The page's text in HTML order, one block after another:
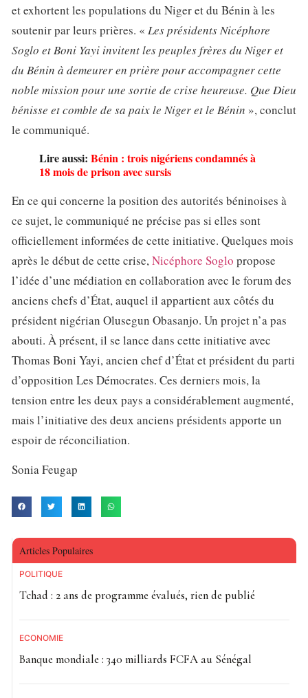
et exhortent les populations du Niger et du Bénin à les
soutenir par leurs prières. « Les présidents Nicéphore
Soglo et Boni Yayi invitent les peuples frères du Niger et
du Bénin à demeurer en prière pour accompagner cette
noble mission pour une sortie de crise heureuse. Que Dieu
bénisse et comble de sa paix le Niger et le Bénin », conclut
le communiqué.
Lire aussi: Bénin : trois nigériens condamnés à
18 mois de prison avec sursis
En ce qui concerne la position des autorités béninoises à
ce sujet, le communiqué ne précise pas si elles sont
officiellement informées de cette initiative. Quelques mois
après le début de cette crise,Nicéphore Soglo propose
l’idée d’une médiation en collaboration avec le forum des
anciens chefs d’État, auquel il appartient aux côtés du
président nigérian Olusegun Obasanjo. Un projet n’a pas
abouti. À présent, il se lance dans cette initiative avec
Thomas Boni Yayi, ancien chef d’État et président du parti
d’opposition Les Démocrates. Ces derniers mois, la
tension entre les deux pays a considérablement augmenté,
mais l’initiative des deux anciens présidents apporte un
espoir de réconciliation.
Sonia Feugap
Articles Populaires
POLITIQUE
Tchad : 2 ans de programme évalués, rien de publié
ECONOMIE
Banque mondiale : 340 milliards FCFA au Sénégal